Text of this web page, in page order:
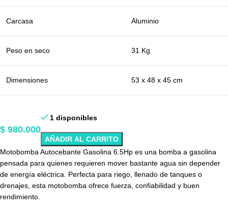
Carcasa Aluminio
Peso en seco 31 Kg
Dimensiones 53 x 48 x 45 cm
$ 980.000
1 disponibles
AÑADIR AL CARRITO
Motobomba Autocebante Gasolina 6.5Hp es una bomba a gasolina
pensada para quienes requieren mover bastante agua sin depender
de energía eléctrica. Perfecta para riego, llenado de tanques o
drenajes, esta motobomba ofrece fuerza, confiabilidad y buen
rendimiento.